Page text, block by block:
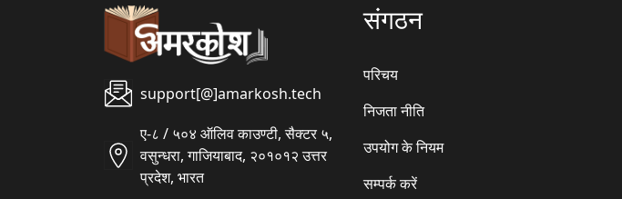
support[@]amarkosh.tech
ए-८ / ५०४ ऑलिव काउण्टी, सैक्टर ५,
वसुन्धरा, गाजियाबाद, २०१०१२ उत्तर
प्रदेश, भारत
संगठन
परिचय
निजता नीति
उपयोग के नियम
सम्पर्क करें